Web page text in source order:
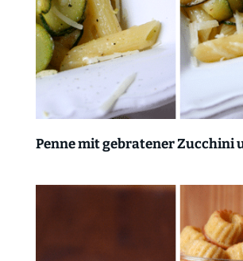
Penne mit gebratener Zucchini